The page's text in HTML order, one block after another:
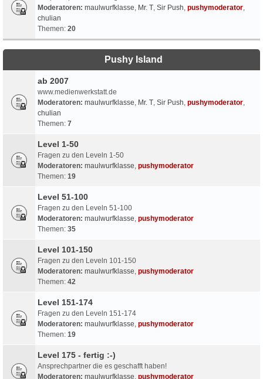
Moderatoren: maulwurfklasse, Mr. T, Sir Push, pushymoderator,
chulian
Themen: 20
Pushy Island
ab 2007
www.medienwerkstatt.de
Moderatoren: maulwurfklasse, Mr. T, Sir Push, pushymoderator,
chulian
Themen: 7
Level 1-50
Fragen zu den Leveln 1-50
Moderatoren: maulwurfklasse, pushymoderator
Themen: 19
Level 51-100
Fragen zu den Leveln 51-100
Moderatoren: maulwurfklasse, pushymoderator
Themen: 35
Level 101-150
Fragen zu den Leveln 101-150
Moderatoren: maulwurfklasse, pushymoderator
Themen: 42
Level 151-174
Fragen zu den Leveln 151-174
Moderatoren: maulwurfklasse, pushymoderator
Themen: 19
Level 175 - fertig :-)
Ansprechpartner die es geschafft haben!
Moderatoren: maulwurfklasse, pushymoderator